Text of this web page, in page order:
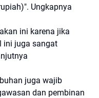
Ungkapnya
ini karena jika
ini juga sangat
juga wajib
dan pembinan